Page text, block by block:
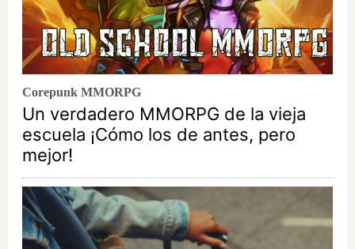
Corepunk MMORPG
Un verdadero MMORPG de la vieja
escuela ¡Cómo los de antes, pero
mejor!